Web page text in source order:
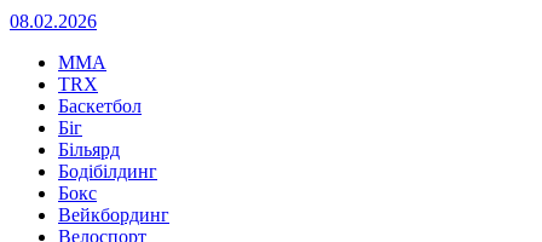
08.02.2026
MMA
TRX
Баскетбол
Біг
Більярд
Бодібілдинг
Бокс
Вейкбординг
Велоспорт